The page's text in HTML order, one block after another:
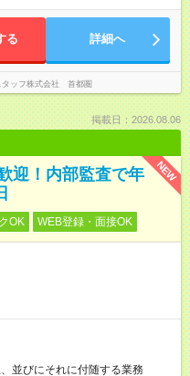
る 詳細へ
タッフ株式会社 首都圏
掲載日：2026.08.06
NEW
迎！内部監査で年
OK WEB登録・面接OK
並びにそれに付随する業務